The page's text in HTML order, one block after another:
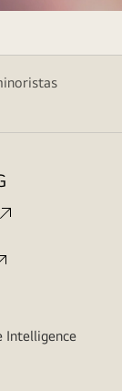
Intelligence